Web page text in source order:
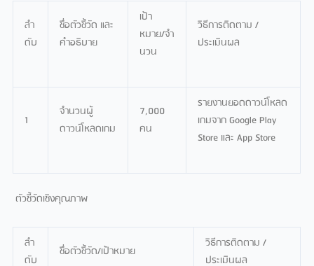
ลํา
ดับ
ชื่อตัวชี้วัด และ
คําอธิบาย
เป้า
หมาย/จํา
นวน
วิธีการติดตาม /
ประเมินผล
1
จํานวนผู้
ดาวน์โหลดเกม
7,000
คน
รายงานยอดดาวน์โหลด
เกมจาก Google Play
Store และ App Store
ตัวชี้วัดเชิงคุณภาพ
ลํา
ดับ
ชื่อตัวชี้วัด/เป้าหมาย
วิธีการติดตาม /
ประเมินผล